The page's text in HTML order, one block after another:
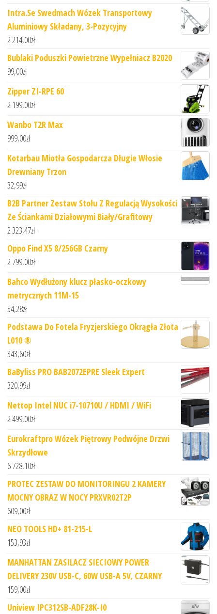
Intra.Se Swedmach Wózek Transportowy
Aluminiowy Składany, 3-Pozycyjny
2 214,00zł
Bublaki Poduszki Powietrzne Wypełniacz B2020
99,00zł
Zipper ZI-RPE 60
2 199,00zł
Wanbo T2R Max
999,00zł
Kotarbau Miotła Gospodarcza Długie Włosie
Drewniany Trzon
32,99zł
B2B Partner Zestaw Stołu Z Regulacją Wysokości
Ze Ściankami Działowymi Biały/Grafitowy
2 323,47zł
Oppo Find X5 8/256GB Czarny
2 799,00zł
Bahco Wydłużony klucz płasko-oczkowy
metrycznych 11M-15
54,28zł
Podstawa Do Fotela Fryzjerskiego Okrągła Złota
L010 ®
343,60zł
BaByliss PRO BAB2072EPRE Sleek Expert
320,99zł
Nettop Intel NUC i7-10710U / HDMI / WiFi
2 499,00zł
Eurokraftpro Wózek Piętrowy Podwójne Drzwi
Skrzydłowe
6 728,10zł
PROTEC ZESTAW DO MONITORINGU 2 KAMERY
MOCNY OBRAZ W NOCY PRXVR02T2P
609,00zł
NEO TOOLS HD+ 81-215-L
153,93zł
MANHATTAN ZASILACZ SIECIOWY POWER
DELIVERY 230V USB-C, 60W USB-A 5V, CZARNY
159,00zł
Uniview IPC312SB-ADF28K-I0